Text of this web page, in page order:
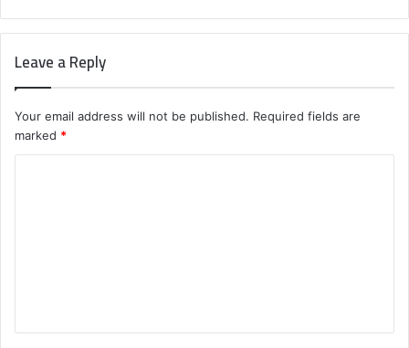
Leave a Reply
Your email address will not be published. Required fields are
marked *
t